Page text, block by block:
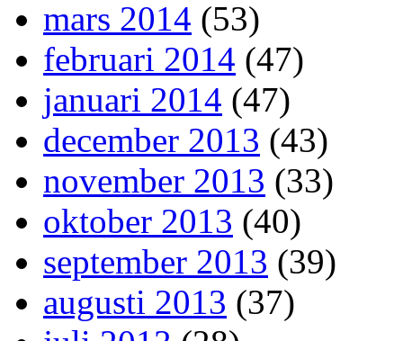
mars 2014 (53)
februari 2014 (47)
januari 2014 (47)
december 2013 (43)
november 2013 (33)
oktober 2013 (40)
september 2013 (39)
augusti 2013 (37)